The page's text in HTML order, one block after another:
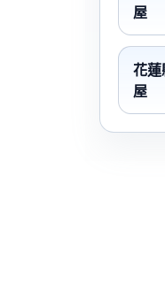
屋
花蓮
屋